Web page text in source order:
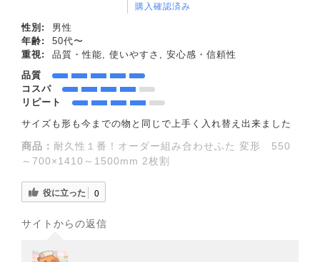
購入確認済み
性別:
男性
年齢:
50代〜
重視:
品質・性能, 使いやすさ, 安心感・信頼性
品質
コスパ
リピート
サイズも形も今までの物と同じで上手く入れ替え出来ました
商品： 耐久性１番！オーダー組み合わせふた 変形 550
～700×1410～1500mm 2枚割
役に立った 0
サイトからの返信